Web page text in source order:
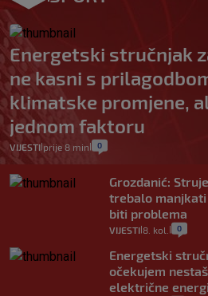
Energetski stručnjak
ne kasni s
klimatske promjene,
jednom faktoru
VIJESTI prije 8 min 0
Grozdanić:
trebalo
biti problema
VIJESTI 8. kol. 0
Energetski
očekujem
električne